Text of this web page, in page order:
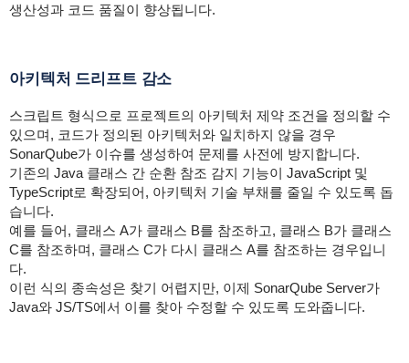
생산성과 코드 품질이 향상됩니다.
아키텍처 드리프트 감소
스크립트 형식으로 프로젝트의 아키텍처 제약 조건을 정의할 수
있으며, 코드가 정의된 아키텍처와 일치하지 않을 경우
SonarQube가 이슈를 생성하여 문제를 사전에 방지합니다.
기존의 Java 클래스 간 순환 참조 감지 기능이 JavaScript 및
TypeScript로 확장되어, 아키텍처 기술 부채를 줄일 수 있도록 돕
습니다.
예를 들어, 클래스 A가 클래스 B를 참조하고, 클래스 B가 클래스
C를 참조하며, 클래스 C가 다시 클래스 A를 참조하는 경우입니
다.
이런 식의 종속성은 찾기 어렵지만, 이제 SonarQube Server가
Java와 JS/TS에서 이를 찾아 수정할 수 있도록 도와줍니다.